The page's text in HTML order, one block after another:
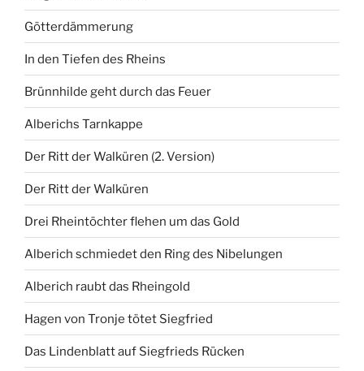
Götterdämmerung
In den Tiefen des Rheins
Brünnhilde geht durch das Feuer
Alberichs Tarnkappe
Der Ritt der Walküren (2. Version)
Der Ritt der Walküren
Drei Rheintöchter flehen um das Gold
Alberich schmiedet den Ring des Nibelungen
Alberich raubt das Rheingold
Hagen von Tronje tötet Siegfried
Das Lindenblatt auf Siegfrieds Rücken